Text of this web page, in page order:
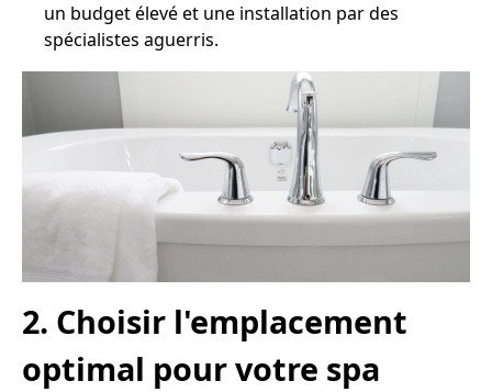
un budget élevé et une installation par des
spécialistes aguerris.
2. Choisir l'emplacement
optimal pour votre spa